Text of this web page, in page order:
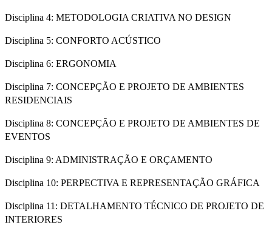
Disciplina 4: METODOLOGIA CRIATIVA NO DESIGN
Disciplina 5: CONFORTO ACÚSTICO
Disciplina 6: ERGONOMIA
Disciplina 7: CONCEPÇÃO E PROJETO DE AMBIENTES
RESIDENCIAIS
Disciplina 8: CONCEPÇÃO E PROJETO DE AMBIENTES DE
EVENTOS
Disciplina 9: ADMINISTRAÇÃO E ORÇAMENTO
Disciplina 10: PERPECTIVA E REPRESENTAÇÃO GRÁFICA
Disciplina 11: DETALHAMENTO TÉCNICO DE PROJETO DE
INTERIORES